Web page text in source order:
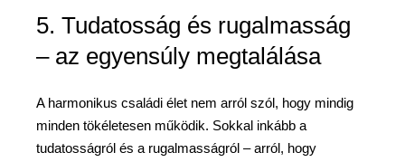
5. Tudatosság és rugalmasság
– az egyensúly megtalálása
A harmonikus családi élet nem arról szól, hogy mindig
minden tökéletesen működik. Sokkal inkább a
tudatosságról és a rugalmasságról – arról, hogy